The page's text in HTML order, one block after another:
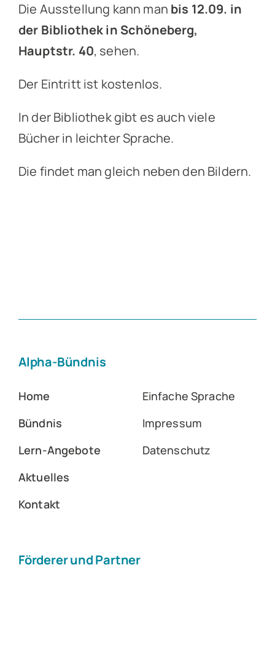
Die Ausstellung kann man bis 12.09. in
der Bibliothek in Schöneberg,
Hauptstr. 40, sehen.
Der Eintritt ist kostenlos.
In der Bibliothek gibt es auch viele
Bücher in leichter Sprache.
Die findet man gleich neben den Bildern.
Alpha-Bündnis
Home
Bündnis
Lern-Angebote
Aktuelles
Kontakt
Einfache Sprache
Impressum
Datenschutz
Förderer und Partner